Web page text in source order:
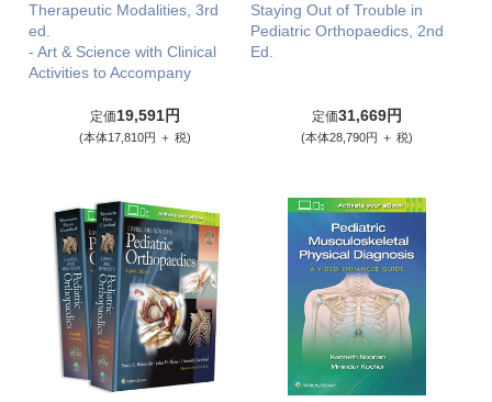
Therapeutic Modalities, 3rd
ed.
- Art & Science with Clinical
Activities to Accompany
定価19,591円
(本体17,810円 ＋ 税)
Staying Out of Trouble in
Pediatric Orthopaedics, 2nd
Ed.
定価31,669円
(本体28,790円 ＋ 税)